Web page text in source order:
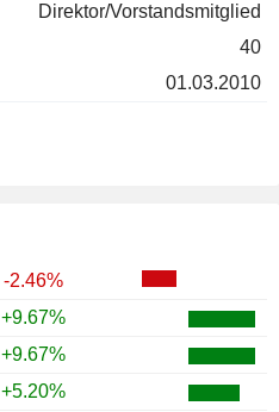
-2.46%
+9.67%
+9.67%
+5.20%
Direktor/Vorstandsmitglied
40
01.03.2010